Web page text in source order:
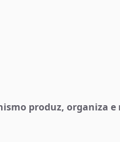
produz, organiza e